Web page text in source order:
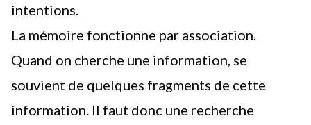
intentions.
La mémoire fonctionne par association.
Quand on cherche une information, se
souvient de quelques fragments de cette
information. Il faut donc une recherche